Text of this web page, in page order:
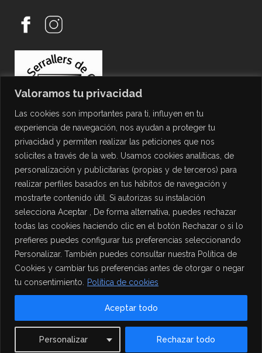
Valoramos tu privacidad
Las cookies son importantes para ti, influyen en tu
experiencia de navegación, nos ayudan a proteger tu
privacidad y permiten realizar las peticiones que nos
solicites a través de la web. Usamos cookies analíticas, de
personalización y publicitarias (propias y de terceros) para
realizar perfiles basados en tus hábitos de navegación y
mostrarte contenido útil. Si autorizas su instalación
selecciona Aceptar , De forma alternativa, puedes rechazar
todas las cookies haciendo clic en el botón Rechazar o si lo
prefieres puedes configurar tus preferencias seleccionando
Personalizar. También puedes consultar nuestra Política de
Cookies y cambiar tus preferencias antes de otorgar o negar
tu consentimiento.
Política de cookies
Personalizar Rechazar todo
Aceptar todo
PROTECCIÓN DE DATOS
Política de Privacidad
Política de Cookies
Aviso Legal